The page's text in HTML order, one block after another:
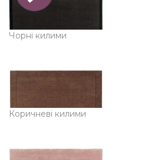
Чорні килими
Коричневі килими